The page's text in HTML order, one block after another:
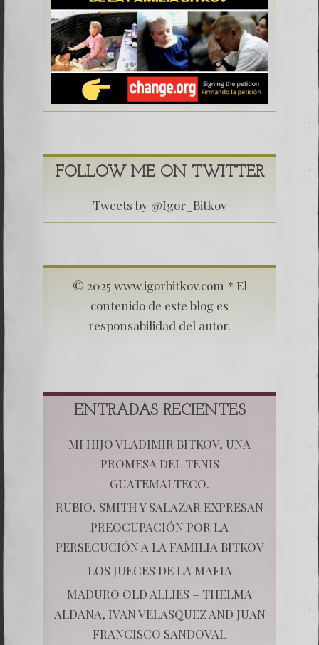
FOLLOW ME ON TWITTER
Tweets by @Igor_Bitkov
© 2025 www.igorbitkov.com * El
contenido de este blog es
responsabilidad del autor.
ENTRADAS RECIENTES
MI HIJO VLADIMIR BITKOV, UNA
PROMESA DEL TENIS
GUATEMALTECO.
RUBIO, SMITH Y SALAZAR EXPRESAN
PREOCUPACIÓN POR LA
PERSECUCIÓN A LA FAMILIA BITKOV
LOS JUECES DE LA MAFIA
MADURO OLD ALLIES – THELMA
ALDANA, IVAN VELASQUEZ AND JUAN
FRANCISCO SANDOVAL